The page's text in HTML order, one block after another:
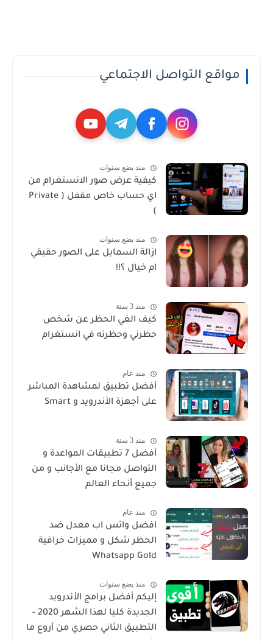
مواقع التواصل الاجتماعي
منذ بضع سنوات
كيفية عرض صور الانستغرام من
اي حساب خاص مقفل ( Private
)
منذ بضع سنوات
ازالة السمايل على الصور حقيقي
ام خيال ؟!!
منذ 3 سنة
كيف الغي الحظر عن شخص
حظرني وحظرته في انستغرام
منذ عام
أفضل تطبيق لمشاهدة المباشر
على أجهزة الأندرويد و Smart
منذ 3 سنة
أفضل 7 تطبيقات المواعدة و
التواصل مجانا مع الأجانب و من
جميع أنحاء العالم
منذ عام
افضل واتس اب معدل ضد
الحظر شكل و مميزات خرافية
Whatsapp Gold
منذ بضع سنوات
إليكم أفضل برامج الأندرويد
الجديدة كليا لهذا الشهر 2020 -
التطبيق الثاني حصري من أروع ما